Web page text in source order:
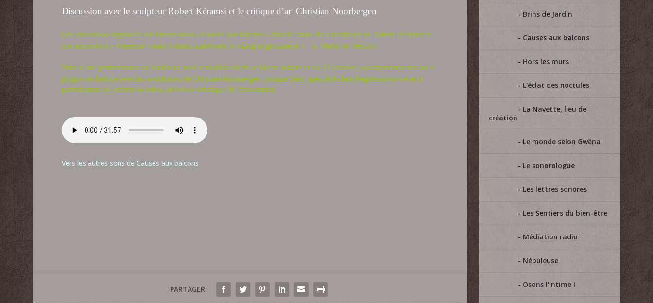
Discussion avec le sculpteur Robert Kéramsi et le critique d’art Christian Noorbergen
Une discussion organisée par l’association « Causes aux balcons » dans le cadre de la résidence de Robert Kéramsi et
son exposition « Présence » avec Frédéric Lallemand à « La grange ouverte » – St Martin en Vercors.
Suite à une performance du sculpteur avec le musicien/lecteur Michel Arbatz en ce 19 octobre, questionnements sur le
propos de l’artiste avec la contribution de Christian Noorbergen, critique d’art, spécialisé dans l’expressionisme et la
participation de Jérôme Aussibal, directeur artistique de l’association.
Vers les autres sons de Causes aux balcons
PARTAGER:
Brins de Jardin
Causes aux balcons
Hors les murs
L'éclat des noctules
La Navette, lieu de
création
Le monde selon Gwéna
Le sonorologue
Les lettres sonores
Les Sentiers du bien-être
Médiation radio
Nébuleuse
Osons l'intime !